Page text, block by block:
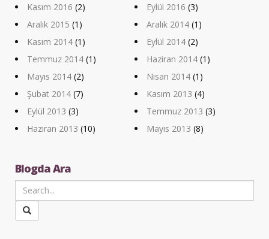
Kasım 2016 (2) Eylül 2016 (3)
Aralık 2015 (1) Aralık 2014 (1)
Kasım 2014 (1) Eylül 2014 (2)
Temmuz 2014 (1) Haziran 2014 (1)
Mayıs 2014 (2) Nisan 2014 (1)
Şubat 2014 (7) Kasım 2013 (4)
Eylül 2013 (3) Temmuz 2013 (3)
Haziran 2013 (10) Mayıs 2013 (8)
Blogda Ara